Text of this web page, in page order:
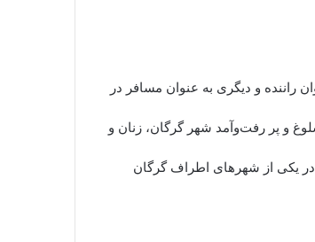
یکی به عنوان راننده و دیگری به عنوان مسافر در
و پر رفت‌و‌آمد شهر گرگان، زنان و
در یکی از شهرهای اطراف گرگان